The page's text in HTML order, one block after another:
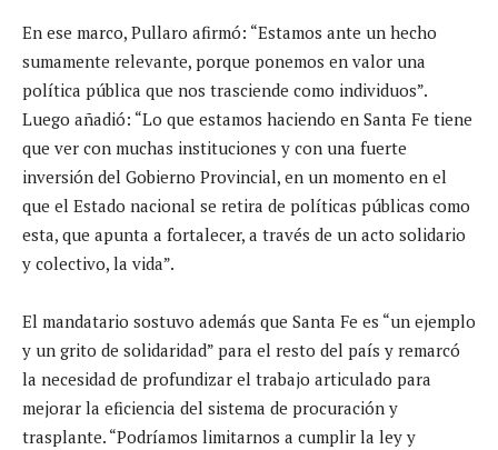
En ese marco, Pullaro afirmó: “Estamos ante un hecho
sumamente relevante, porque ponemos en valor una
política pública que nos trasciende como individuos”.
Luego añadió: “Lo que estamos haciendo en Santa Fe tiene
que ver con muchas instituciones y con una fuerte
inversión del Gobierno Provincial, en un momento en el
que el Estado nacional se retira de políticas públicas como
esta, que apunta a fortalecer, a través de un acto solidario
y colectivo, la vida”.
El mandatario sostuvo además que Santa Fe es “un ejemplo
y un grito de solidaridad” para el resto del país y remarcó
la necesidad de profundizar el trabajo articulado para
mejorar la eficiencia del sistema de procuración y
trasplante. “Podríamos limitarnos a cumplir la ley y